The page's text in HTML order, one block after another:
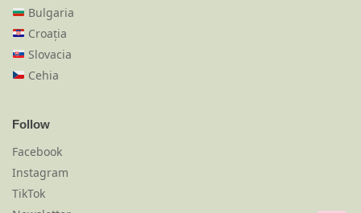
Bulgaria
Croația
Slovacia
Cehia
Follow
Facebook
Instagram
TikTok